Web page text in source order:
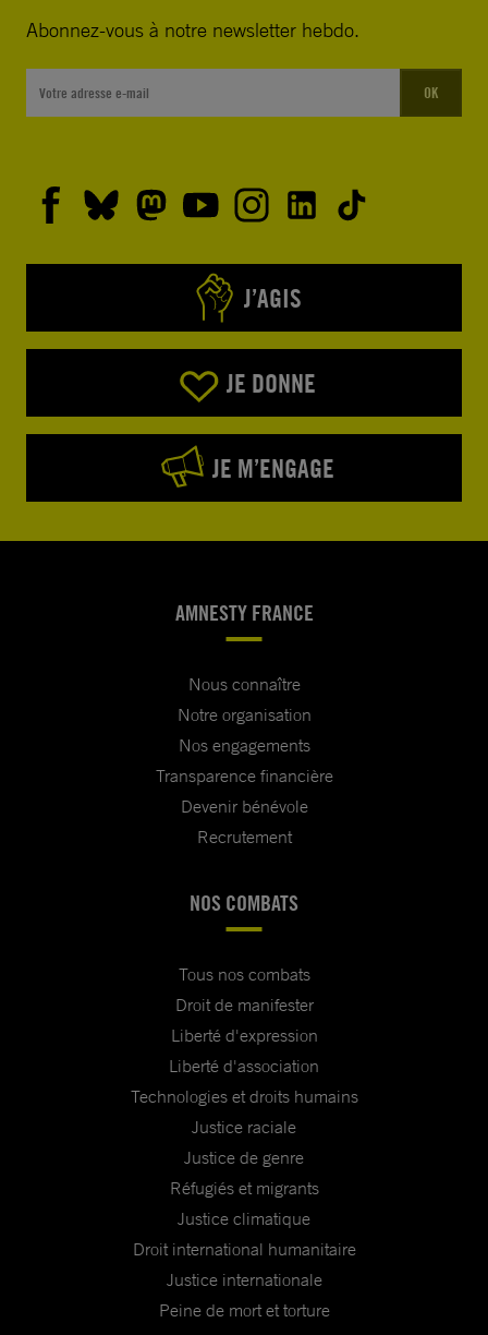
Abonnez-vous à notre newsletter hebdo.
OK
J’AGIS
JE DONNE
JE M’ENGAGE
AMNESTY FRANCE
Nous connaître
Notre organisation
Nos engagements
Transparence financière
Devenir bénévole
Recrutement
NOS COMBATS
Tous nos combats
Droit de manifester
Liberté d'expression
Liberté d'association
Technologies et droits humains
Justice raciale
Justice de genre
Réfugiés et migrants
Justice climatique
Droit international humanitaire
Justice internationale
Peine de mort et torture